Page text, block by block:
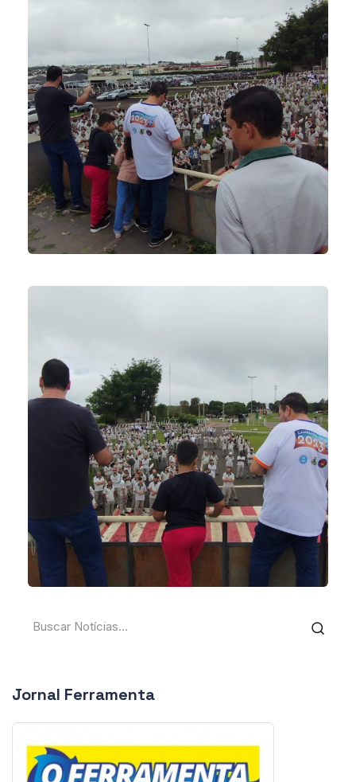
Jornal Ferramenta